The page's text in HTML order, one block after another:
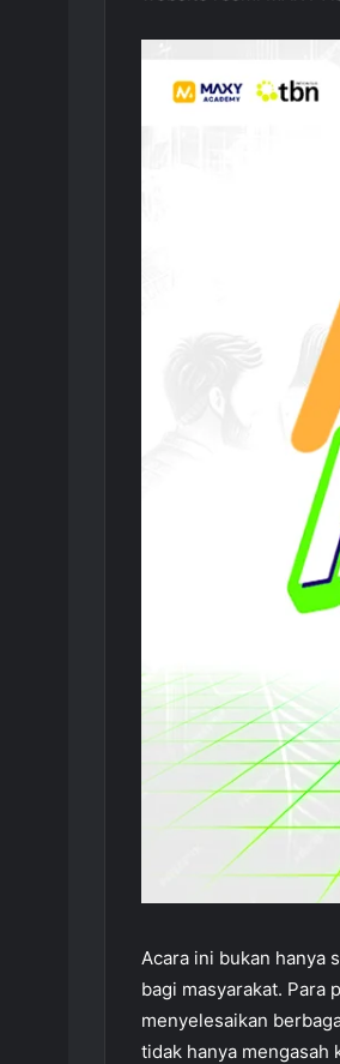
Acara ini bukan hanya
bagi masyarakat. Para
menyelesaikan
tidak hanya